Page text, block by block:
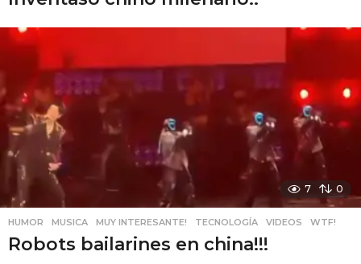
7 0
HUMOR ,MUSICA ,MUY INTERESANTE! ,TECNOLOGÍA ,VIDEOS ,WTF!
Robots bailarines en china!!!